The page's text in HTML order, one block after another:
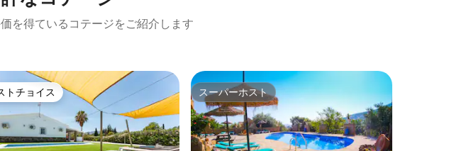
を得ているコテージをご紹介します
トチョイス
トチョイス スーパーホスト
スーパーホスト